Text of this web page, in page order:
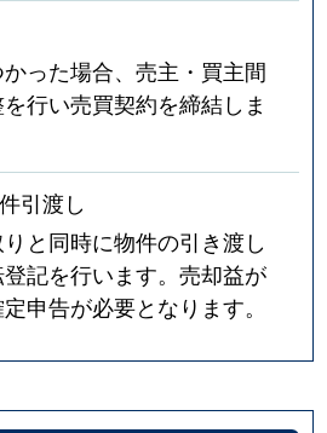
った場合、売主・買主間
行い売買契約を締結しま
引渡し
と同時に物件の引き渡し
記を行います。売却益が
申告が必要となります。